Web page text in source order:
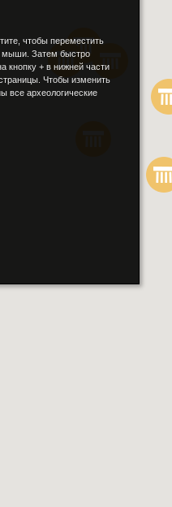
чтобы переместить
мыши. Затем быстро
кнопку + в нижней части
Чтобы изменить
все археологические